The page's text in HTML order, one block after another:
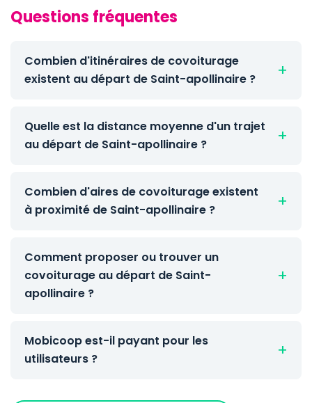
Questions fréquentes
Combien d'itinéraires de covoiturage
existent au départ de Saint-apollinaire ?
Quelle est la distance moyenne d'un trajet
au départ de Saint-apollinaire ?
Combien d'aires de covoiturage existent
à proximité de Saint-apollinaire ?
Comment proposer ou trouver un
covoiturage au départ de Saint-
apollinaire ?
Mobicoop est-il payant pour les
utilisateurs ?